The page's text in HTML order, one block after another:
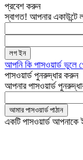
প্রবেশ করুন
স্বাগত! আপনার
আপনি কি পাসওয়ার্ড ভুলে
পাসওয়ার্ড পুনরুদ্ধার করুন
আপনার পাসওয়ার্ড
একটি পাসওয়ার্ড আপনাকে